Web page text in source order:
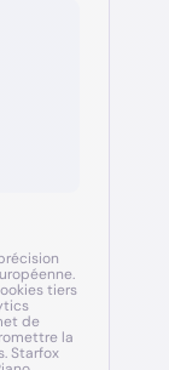
tiers
de
la
Starfox